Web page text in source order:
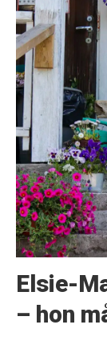
Elsie-
– hon